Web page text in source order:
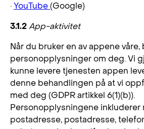
·YouTube(Google)
3.1.2App-aktivitet
Når du bruker en av appene våre,
personopplysninger om deg. Vi
kunne levere tjenesten appen
denne behandlingen på at vi
med deg (GDPR artikkel 6(1)(b)).
Personopplysningene inkluderer
postadresse, postadresse,